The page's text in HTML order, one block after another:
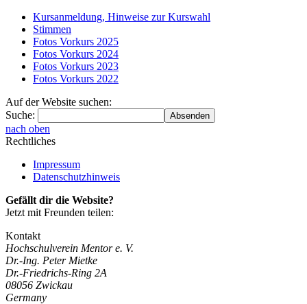
Kursanmeldung, Hinweise zur Kurswahl
Stimmen
Fotos Vorkurs 2025
Fotos Vorkurs 2024
Fotos Vorkurs 2023
Fotos Vorkurs 2022
Auf der Website suchen:
Suche:
nach oben
Rechtliches
Impressum
Datenschutzhinweis
Gefällt dir die Website?
Jetzt mit Freunden teilen:
Kontakt
Hochschulverein Mentor e. V.
Dr.-Ing. Peter Mietke
Dr.-Friedrichs-Ring 2A
08056 Zwickau
Germany